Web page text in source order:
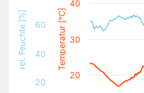
The chart has 3 Y axes
Temperatur [°C]
rel. Feuchte [%]
20
30
40
20
40
60